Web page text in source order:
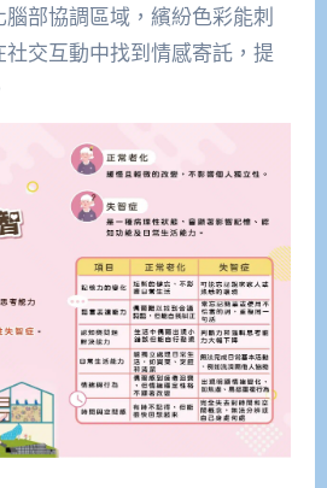
部協調區域，繽紛色彩能刺
交互動中找到情感寄託，提